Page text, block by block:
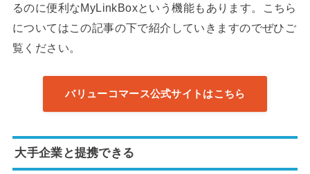
るのに便利なMyLinkBoxという機能もあります。こちら
についてはこの記事の下で紹介していきますのでぜひご
覧ください。
バリューコマース公式サイトはこちら
大手企業と提携できる